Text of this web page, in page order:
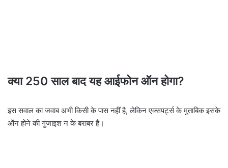
क्या 250 साल बाद यह आईफोन ऑन होगा?
इस सवाल का जवाब अभी किसी के पास नहीं है, लेकिन एक्सपर्ट्स के मुताबिक इसके
ऑन होने की गुंजाइश न के बराबर है।